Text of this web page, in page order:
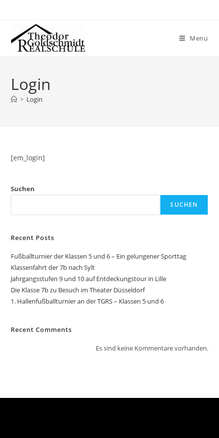
Menü
Login
> Login
[em_login]
Suchen
SUCHEN
Recent Posts
Fußballturnier der Klassen 5 und 6 – Ein gelungener Sporttag
Klassenfahrt der 7b nach Sylt
Jahrgangsstufen 9 und 10 auf Entdeckungstour in Lille
Die Klasse 7b zu Besuch im Theater Düsseldorf
1. Hallenfußballturnier an der TGRS – Klassen 5 und 6
Recent Comments
Es sind keine Kommentare vorhanden.